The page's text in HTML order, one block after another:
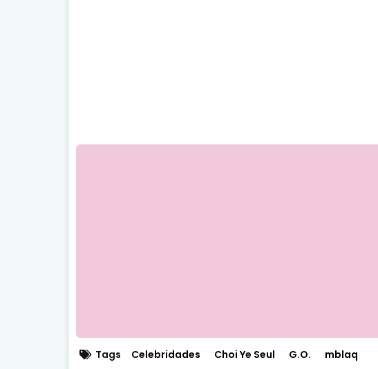
Tags Celebridades Choi Ye Seul G.O. mblaq